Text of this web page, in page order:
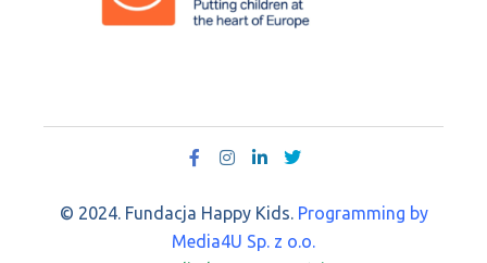
© 2024. Fundacja Happy Kids. Programming by
Media4U Sp. z o.o.